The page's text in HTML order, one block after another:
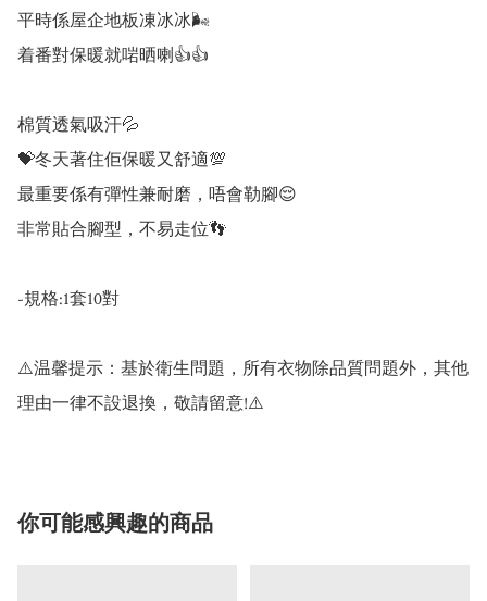
平時係屋企地板凍冰冰🌬️
着番對保暖就啱晒喇👍👍
棉質透氣吸汗💦
💝冬天著住佢保暖又舒適💯
最重要係有彈性兼耐磨，唔會勒腳😌
非常貼合腳型，不易走位👣
-規格:1套10對
⚠️温馨提示：基於衛生問題，所有衣物除品質問題外，其他
理由一律不設退換，敬請留意!⚠️
你可能感興趣的商品